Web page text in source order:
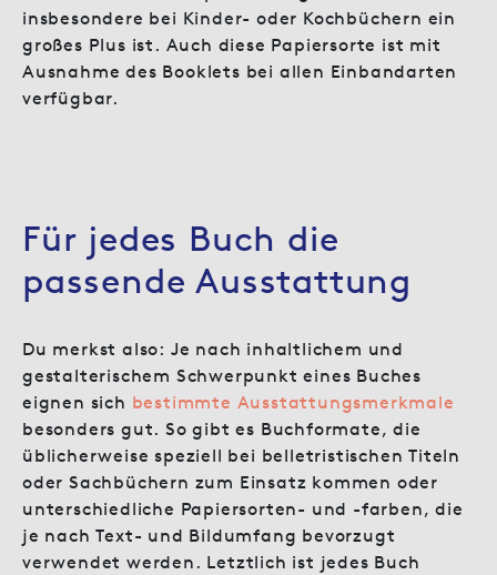
insbesondere bei Kinder- oder Kochbüchern ein
großes Plus ist. Auch diese Papiersorte ist mit
Ausnahme des Booklets bei allen Einbandarten
verfügbar.
Für jedes Buch die
passende Ausstattung
Du merkst also: Je nach inhaltlichem und
gestalterischem Schwerpunkt eines Buches
eignen sich bestimmte Ausstattungsmerkmale
besonders gut. So gibt es Buchformate, die
üblicherweise speziell bei belletristischen Titeln
oder Sachbüchern zum Einsatz kommen oder
unterschiedliche Papiersorten- und -farben, die
je nach Text- und Bildumfang bevorzugt
verwendet werden. Letztlich ist jedes Buch